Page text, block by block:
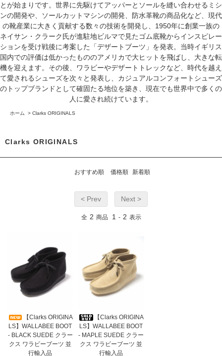
とが始まりです。世界に先駆けてアッパーとソールを縫い合わせるミシ
ンの開発や、ソールカットマシンの開発、防水革靴の商品化など、現代
の靴産業に大きく貢献する数々の技術を開発し、1950年に創業一族の
ネイサン・クラーク氏が進駐地ビルマで見たゴム底靴からインスピレー
ションを受け戦後に考案した「デザートブーツ」を発表。当時イギリス
国内での評価は低かったもののアメリカで大ヒットを飛ばし、大きな転
機を迎えます。その後、ワラビーやデザートトレックなど、時代を越え
て愛されるシューズを次々と発表し、カジュアルコンフォートシューズ
のトップブランドとして確固たる地位を築き、現在でも世界中で多くの
人に愛され続けています。
ホーム > Clarks ORIGINALS
Clarks ORIGINALS
おすすめ順 価格順 新着順
< Prev Next >
全 2 商品 1 - 2 表示
【Clarks ORIGINA
LS】WALLABEE BOOT
- BLACK SUEDE クラー
クス ワラビーブーツ 並
行輸入品
【Clarks ORIGINA
LS】WALLABEE BOOT
- MAPLE SUEDE クラー
クス ワラビーブーツ 並
行輸入品